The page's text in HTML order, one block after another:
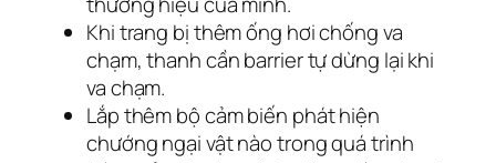
Khi trang bị thêm ống hơi chống va
chạm, thanh cần barrier tự dừng lại khi
va chạm.
Lắp thêm bộ cảm biến phát hiện
chướng ngại vật nào trong quá trình